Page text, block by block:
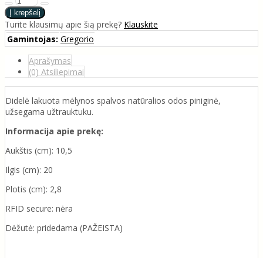
Turite klausimų apie šią prekę? Klauskite
Gamintojas: Gregorio
Aprašymas
(0) Atsiliepimai
Didelė lakuota mėlynos spalvos natūralios odos piniginė,
užsegama užtrauktuku.
Informacija apie prekę:
Aukštis (cm): 10,5
Ilgis (cm): 20
Plotis (cm): 2,8
RFID secure: nėra
Dėžutė: pridedama (PAŽEISTA)